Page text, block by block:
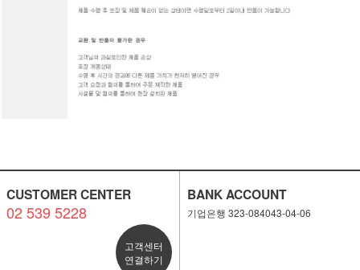
CUSTOMER CENTER
02 539 5228
고객센터
연결하기
BANK ACCOUNT
기업은행 323-084043-04-06